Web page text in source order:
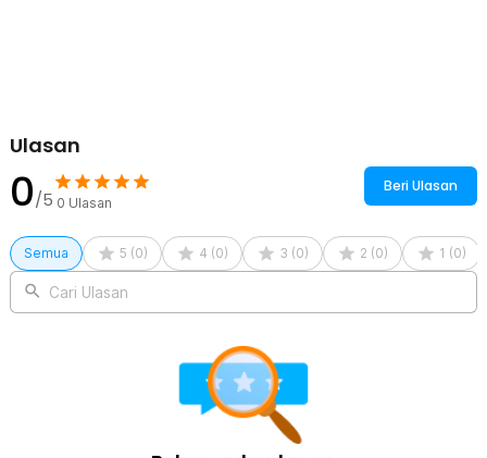
Ulasan
0/5 0 Ulasan
Beri Ulasan
Semua 5 (0) 4 (0) 3 (0) 2 (0) 1 (0)
Cari Ulasan